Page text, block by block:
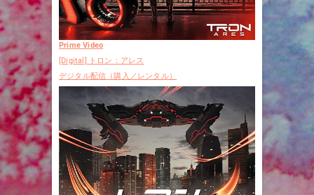
Prime Video
[Digital] トロン：アレス
デジタル配信（購入／レンタル）